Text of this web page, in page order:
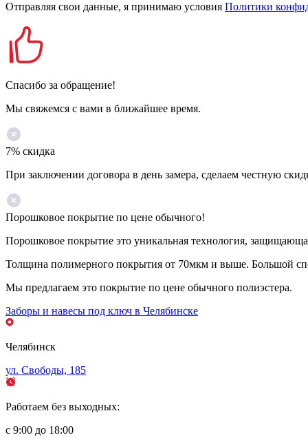
Отправляя свои данные, я принимаю условия Политики
Спасибо за обращение!
Мы свяжемся с вами в ближайшее время.
7% скидка
При заключении договора в день замера, сделаем честную
Порошковое покрытие по цене обычного!
Порошковое покрытие это уникальная технология,
Толщина полимерного покрытия от 70мкм и выше. Большой
Мы предлагаем это покрытие по цене обычного полиэстера.
Заборы и навесы под ключ в Челябинске
Челябинск
ул. Свободы, 185
Работаем без выходных:
с 9:00 до 18:00